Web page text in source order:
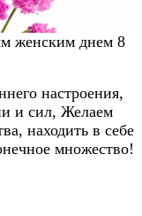
женским днем 8
настроения,
и сил, Желаем
находить в себе
множество!